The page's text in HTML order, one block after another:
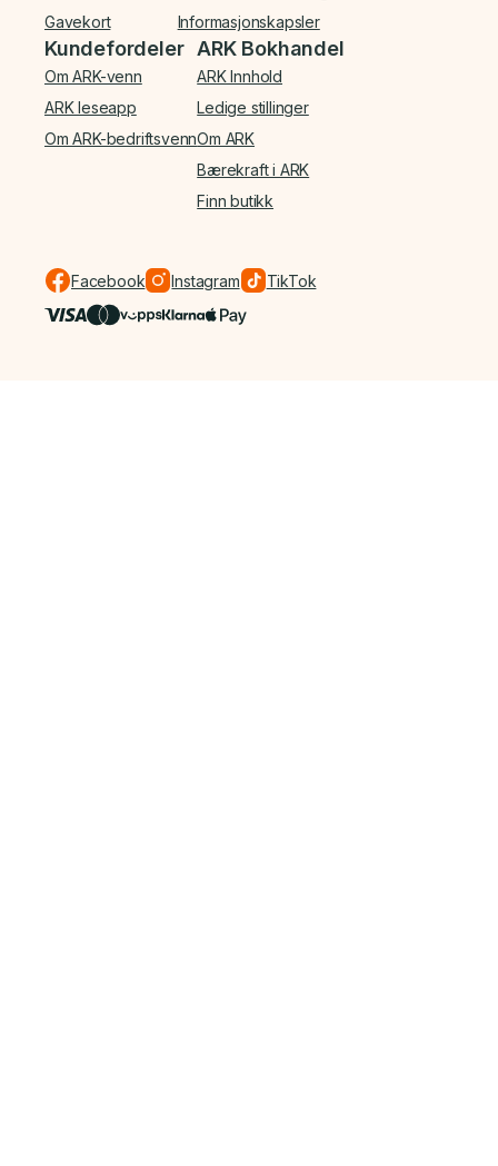
Gavekort
Informasjonskapsler
Kundefordeler
Om ARK-venn
ARK leseapp
Om ARK-bedriftsvenn
ARK Bokhandel
ARK Innhold
Ledige stillinger
Om ARK
Bærekraft i ARK
Finn butikk
Facebook Instagram TikTok